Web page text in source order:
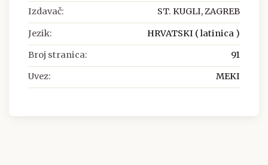
Izdavač: ST. KUGLI, ZAGREB
Jezik: HRVATSKI ( latinica )
Broj stranica: 91
Uvez: MEKI